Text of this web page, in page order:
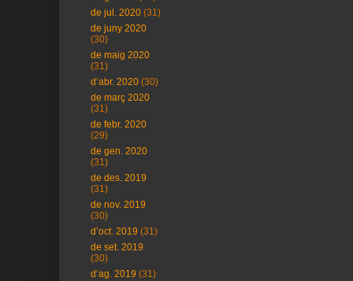
de jul. 2020 (31)
de juny 2020
(30)
de maig 2020
(31)
d’abr. 2020 (30)
de març 2020
(31)
de febr. 2020
(29)
de gen. 2020
(31)
de des. 2019
(31)
de nov. 2019
(30)
d’oct. 2019 (31)
de set. 2019
(30)
d’ag. 2019 (31)